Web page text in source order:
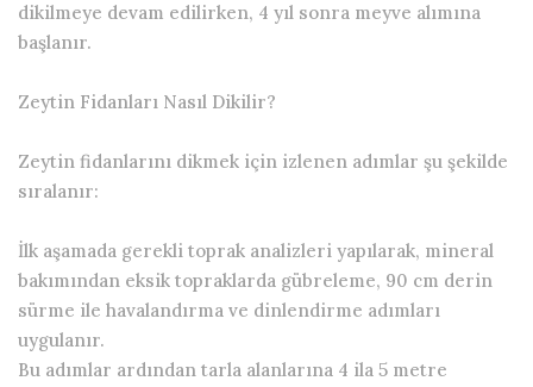
dikilmeye devam edilirken, 4 yıl sonra meyve alımına
başlanır.
Zeytin Fidanları Nasıl Dikilir?
Zeytin fidanlarını dikmek için izlenen adımlar şu şekilde
sıralanır:
İlk aşamada gerekli toprak analizleri yapılarak, mineral
bakımından eksik topraklarda gübreleme, 90 cm derin
sürme ile havalandırma ve dinlendirme adımları
uygulanır.
Bu adımlar ardından tarla alanlarına 4 ila 5 metre